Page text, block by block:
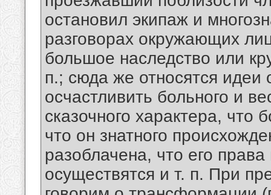
остановил экипаж и
разговорах окружающих
большое наследство или
п.; сюда же относятся
осчастливить больного и
сказочного характера, что
что он знатного
разоблачена, что его
осуществятся и т. п. При